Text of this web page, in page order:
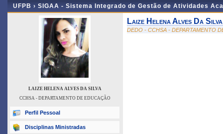
UFPB › SIGAA - Sistema Integrado de Gestão de Atividades
LAIZE HELENA ALVES DA SILVA
CCHSA - DEPARTAMENTO DE EDUCAÇÃO
Perfil Pessoal
Disciplinas Ministradas
Laize Helena Alves Da Silva
DEDO - CCHSA - DEPARTAMENTO